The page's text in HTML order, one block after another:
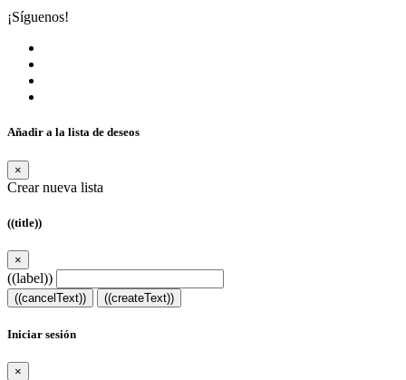
¡Síguenos!
Añadir a la lista de deseos
×
Crear nueva lista
((title))
×
((label))
((cancelText)) ((createText))
Iniciar sesión
×